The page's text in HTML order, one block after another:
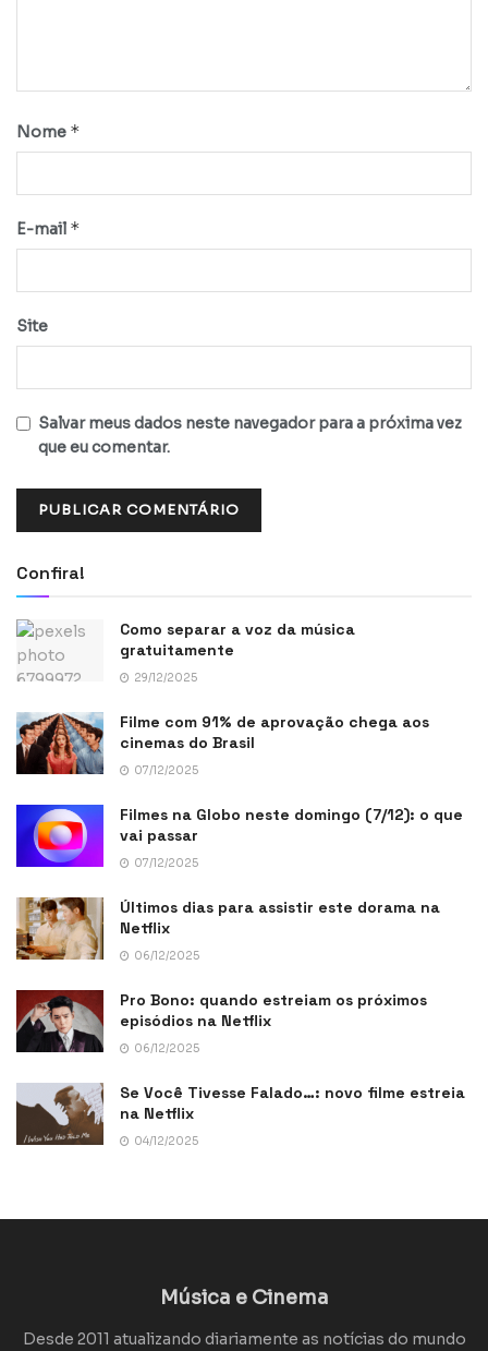
Nome *
E-mail *
Site
Salvar meus dados neste navegador para a próxima vez
que eu comentar.
Confira!
Como separar a voz da música
gratuitamente
29/12/2025
Filme com 91% de aprovação chega aos
cinemas do Brasil
07/12/2025
Filmes na Globo neste domingo (7/12): o que
vai passar
07/12/2025
Últimos dias para assistir este dorama na
Netflix
06/12/2025
Pro Bono: quando estreiam os próximos
episódios na Netflix
06/12/2025
Se Você Tivesse Falado…: novo filme estreia
na Netflix
04/12/2025
Música e Cinema
Desde 2011 atualizando diariamente as notícias do mundo